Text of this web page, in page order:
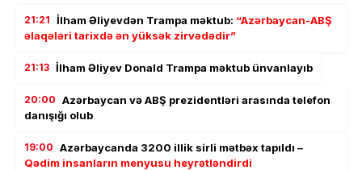
21:21 İlham Əliyevdən Trampa məktub: “Azərbaycan-ABŞ
əlaqələri tarixdə ən yüksək zirvədədir”
21:13 İlham Əliyev Donald Trampa məktub ünvanlayıb
20:00 Azərbaycan və ABŞ prezidentləri arasında telefon
danışığı olub
19:00 Azərbaycanda 3200 illik sirli mətbəx tapıldı –
Qədim insanların menyusu heyrətləndirdi